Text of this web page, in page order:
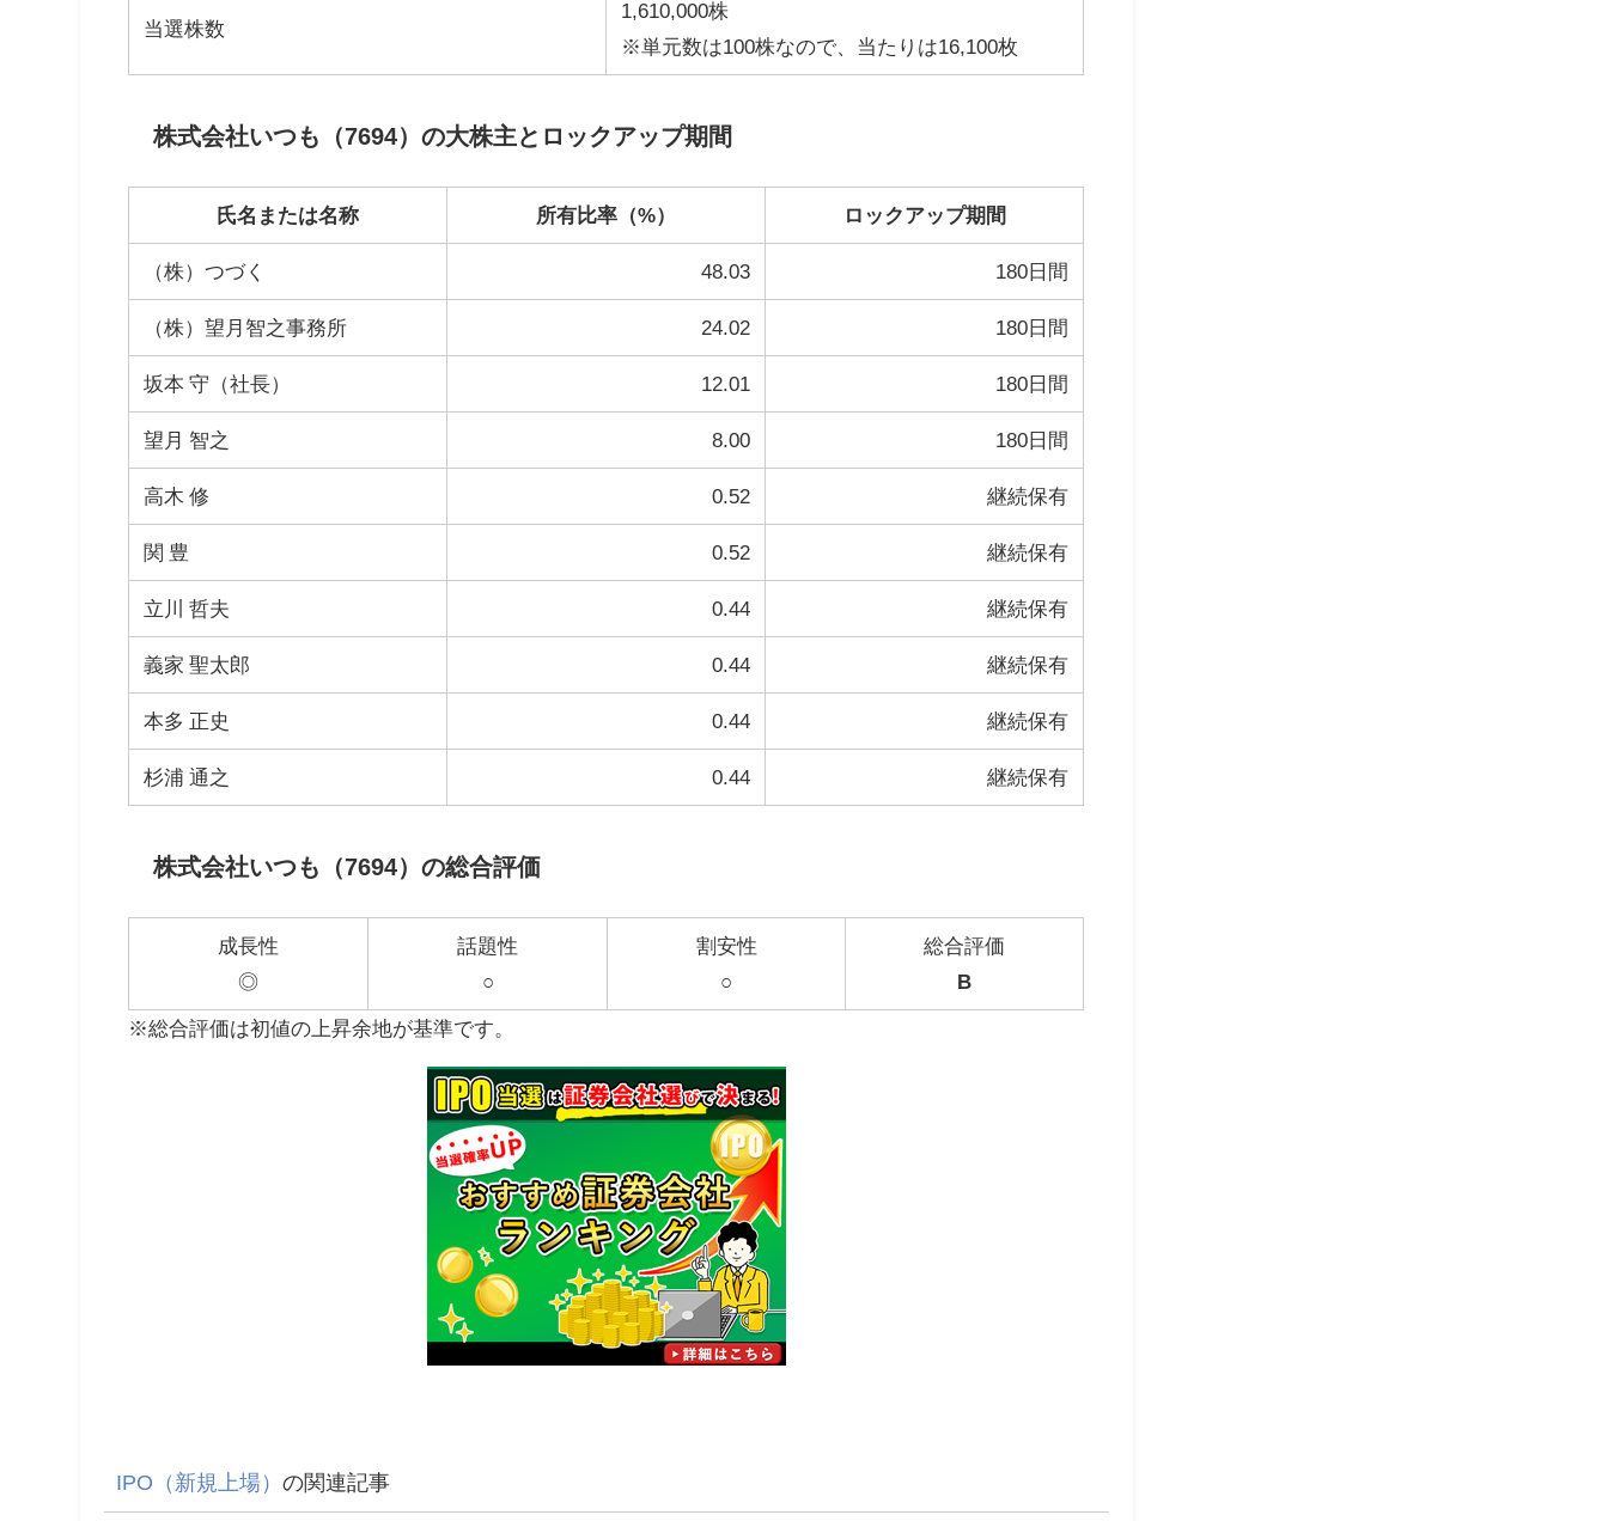
当選株数
1,610,000株
※単元数は100株なので、当たりは16,100枚
株式会社いつも（7694）の大株主とロックアップ期間
氏名または名称 所有比率（%） ロックアップ期間
（株）つづく 48.03 180日間
（株）望月智之事務所 24.02 180日間
坂本 守（社長） 12.01 180日間
望月 智之 8.00 180日間
高木 修 0.52 継続保有
関 豊 0.52 継続保有
立川 哲夫 0.44 継続保有
義家 聖太郎 0.44 継続保有
本多 正史 0.44 継続保有
杉浦 通之 0.44 継続保有
株式会社いつも（7694）の総合評価
成長性
◎
話題性
○
割安性
○
総合評価
B
※総合評価は初値の上昇余地が基準です。
IPO（新規上場）の関連記事